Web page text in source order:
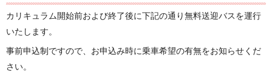
カリキュラム開始前および終了後に下記の通り無料送迎バスを運行
いたします。
事前申込制ですので、お申込み時に乗車希望の有無をお知らせくだ
さい。